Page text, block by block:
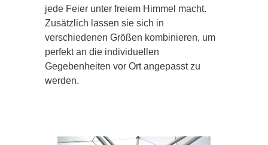
jede Feier unter freiem Himmel macht.
Zusätzlich lassen sie sich in
verschiedenen Größen kombinieren, um
perfekt an die individuellen
Gegebenheiten vor Ort angepasst zu
werden.